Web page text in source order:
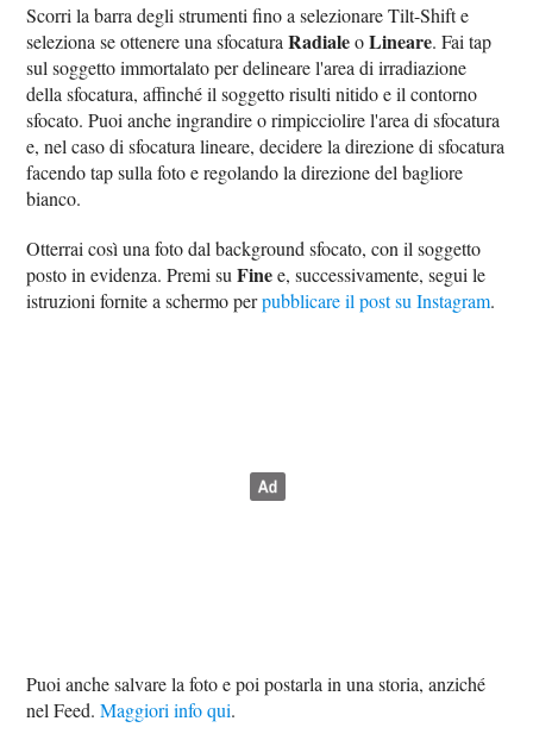
Scorri la barra degli strumenti fino a selezionare Tilt-Shift e
seleziona se ottenere una sfocaturaRadialeoLineare. Fai tap
sul soggetto immortalato per delineare l'area di irradiazione
della sfocatura, affinché il soggetto risulti nitido e il contorno
sfocato. Puoi anche ingrandire o rimpicciolire l'area di sfocatura
e, nel caso di sfocatura lineare, decidere la direzione di sfocatura
facendo tap sulla foto e regolando la direzione del bagliore
bianco.
Otterrai così una foto dal background sfocato, con il soggetto
posto in evidenza. Premi suFinee, successivamente, segui le
istruzioni fornite a schermo perpubblicare il post su Instagram.
Puoi anche salvare la foto e poi postarla in una storia, anziché
nel Feed.Maggiori info qui.